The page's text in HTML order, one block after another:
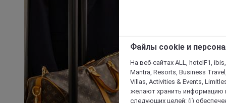
Файлы cookie и
На веб-сайтах ALL, hotelF1,
Mantra, Resorts, Business
Villas, Activities & Events,
желают хранить информацию
следующих целей: (i)